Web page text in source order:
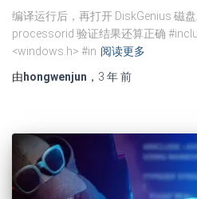
编译运行后，再打开 DiskGenius 磁
processorid 验证结果还算正确
<windows.h> #in 阅读更多
由 hongwenjun ， 3 年前